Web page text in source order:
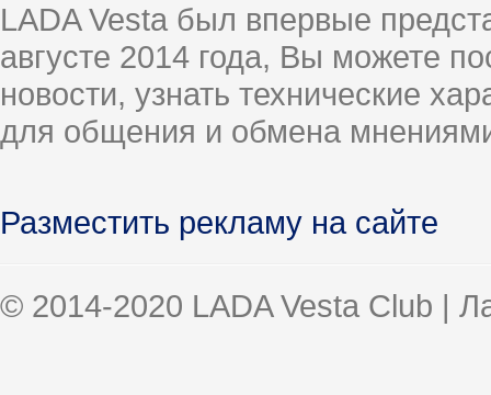
LADA Vesta был впервые
августе 2014 года, Вы можете
новости, узнать технические
для общения и обмена
Разместить рекламу на сайте
© 2014-2020 LADA Vesta Club |